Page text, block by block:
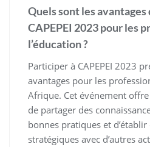
Quels sont les
CAPEPEI 2023 pour les
l’éducation ?
Participer à CAPEPEI 2023
avantages pour les
Afrique. Cet événement
de partager des
bonnes pratiques et
stratégiques avec d’autres